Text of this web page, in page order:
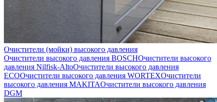
Очистители (мойки) высокого давления
Очистители высокого давления BOSCHОчистители высокого
давления Nilfisk-AltoОчистители высокого давления
ECOОчистители высокого давления WORTEXОчистители
высокого давления MAKITAОчистители высокого давления
DGM